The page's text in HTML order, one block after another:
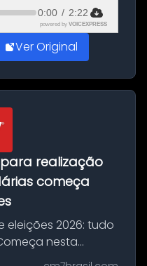
0:00 / 2:22
powered by VOICEXPRESS
Ver Original
realização
começa
eleições 2026: tudo
nesta
agosto o prazo